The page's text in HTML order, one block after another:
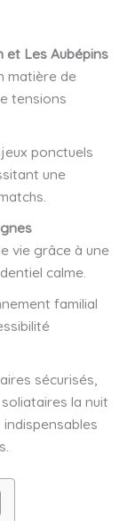
et Les Aubépins
matière de
tensions
ponctuels
une
vie grâce à une
calme.
familial
sécurisés,
la nuit